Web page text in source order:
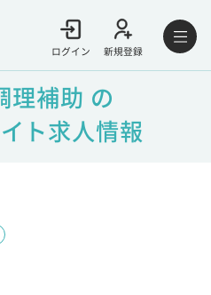
ログイン 新規登録
理補助 の
ト求人情報